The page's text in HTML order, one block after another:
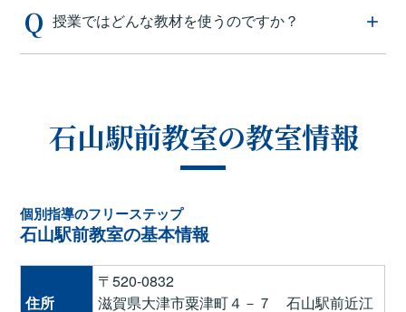
授業ではどんな教材を使うのですか？
石山駅前教室の教室情報
個別指導のフリーステップ
石山駅前教室の基本情報
住所
〒520-0832
滋賀県大津市粟津町４－７ 石山駅前近江